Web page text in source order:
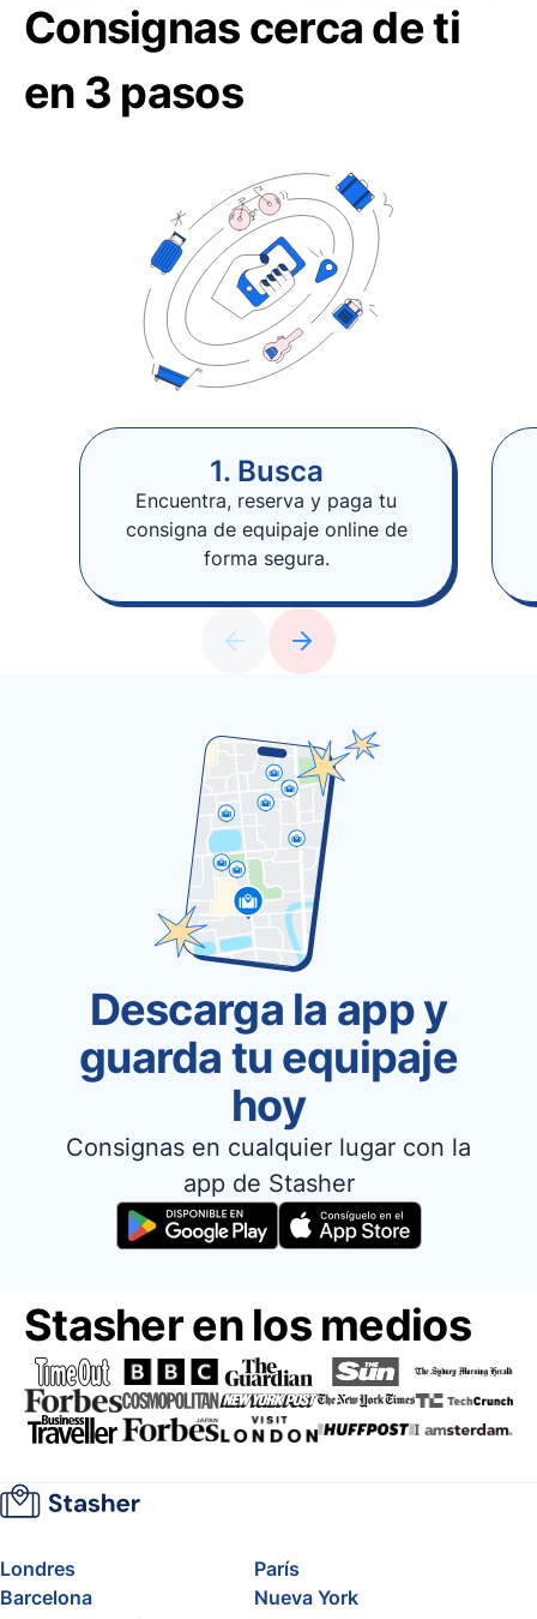
Consignas cerca de ti
en 3 pasos
1. Busca
Encuentra, reserva y paga tu
consigna de equipaje online de
forma segura.
Descarga la app y
guarda tu equipaje
hoy
Consignas en cualquier lugar con la
app de Stasher
Stasher en los medios
Londres
París
Barcelona
Nueva York